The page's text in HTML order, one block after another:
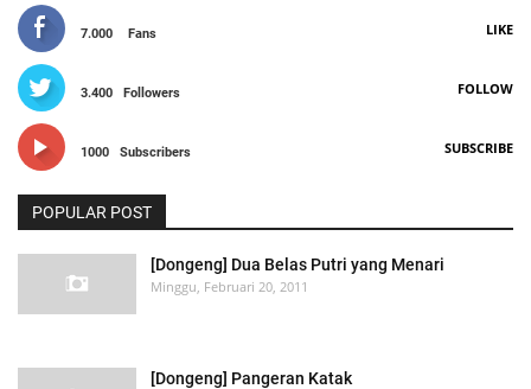
7.000 Fans LIKE
3.400 Followers FOLLOW
1000 Subscribers SUBSCRIBE
POPULAR POST
[Dongeng] Dua Belas Putri yang Menari
Minggu, Februari 20, 2011
[Dongeng] Pangeran Katak